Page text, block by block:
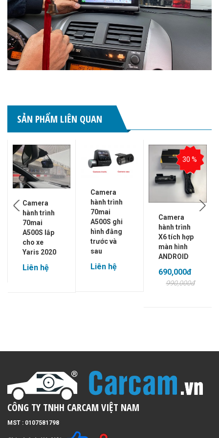
SẢN PHẨM LIÊN QUAN
Camera
hành trình
70mai
A500S lắp
cho xe
Yaris 2020
Liên hệ
Camera
hành trình
70mai
A500S ghi
hình đằng
trước và
sau
Liên hệ
30 %
Camera
hành trình
X6 tích hợp
màn hình
ANDROID
690,000đ
990,000đ
CÔNG TY TNHH CARCAM VIỆT NAM
MST : 0107581798